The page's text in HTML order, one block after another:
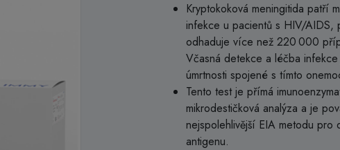
Kryptokoková meningitida patří
infekce u pacientů s HIV/AIDS,
odhaduje více než 220 000
Včasná detekce a léčba
úmrtnosti spojené s tímto
Tento test je přímá
mikrodestičková analýza a je
nejspolehlivější EIA metodu pro
antigenu.